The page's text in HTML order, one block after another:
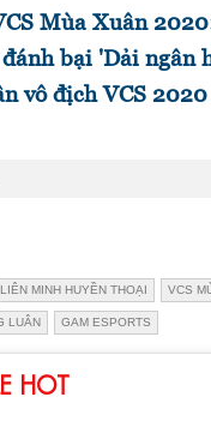
Mùa Xuân
bại 'Dải ngân
vô địch VCS 2020
LIÊN MINH HUYỀN THOẠI VCS
LUÂN GAM ESPORTS
HOT